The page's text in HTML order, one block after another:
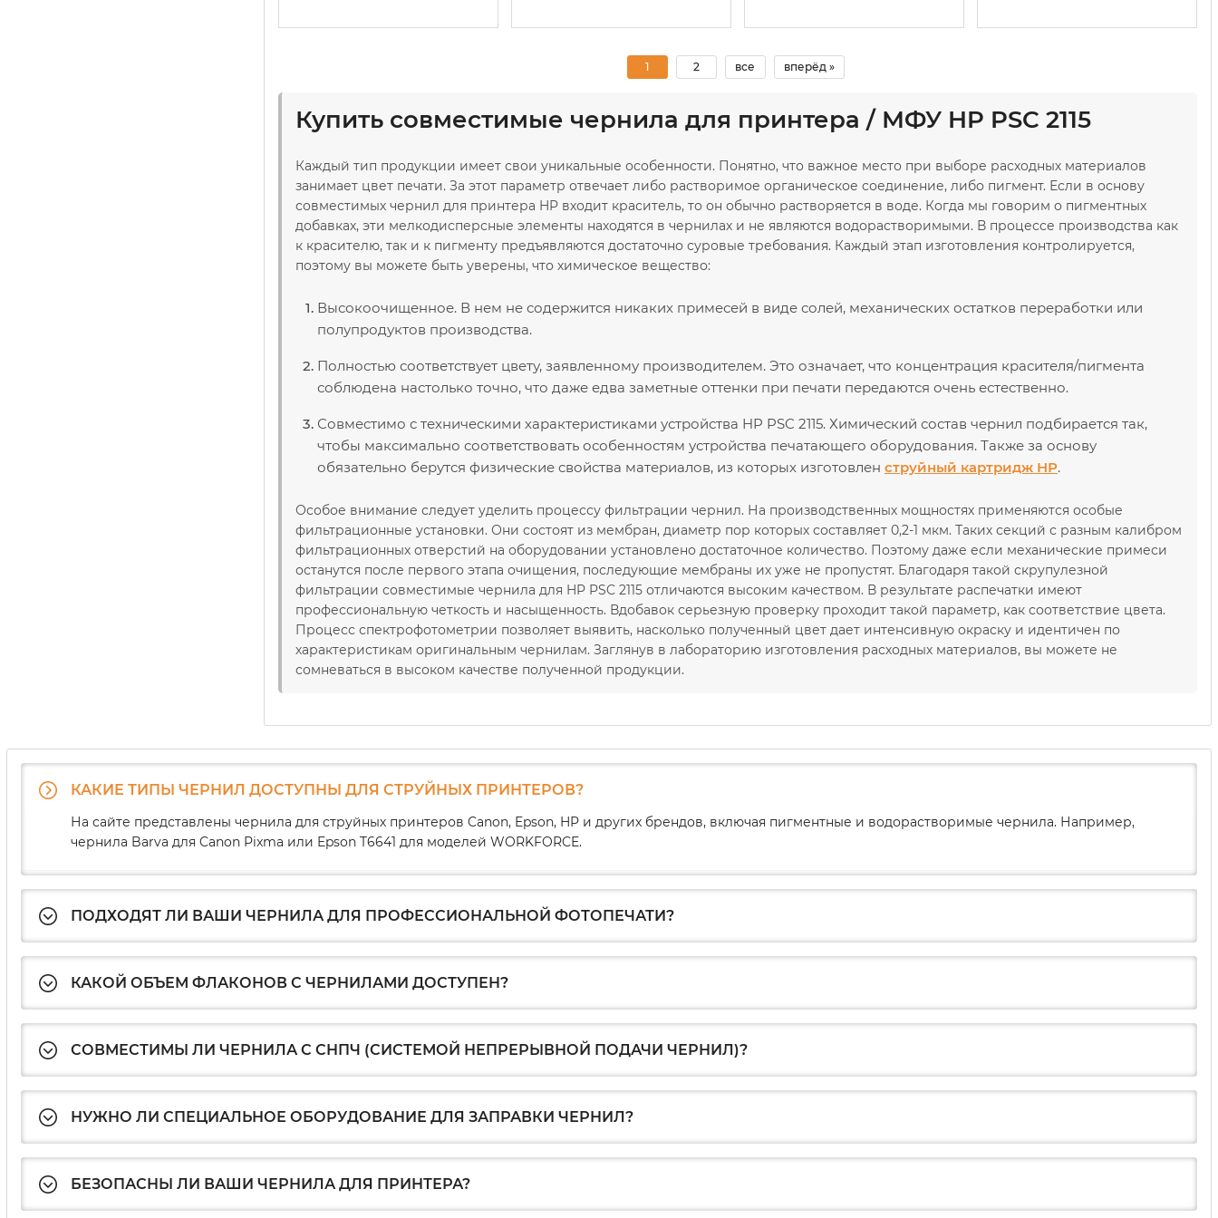
1 2 все вперёд »
Купить совместимые чернила для принтера / МФУ HP PSC 2115
Каждый тип продукции имеет свои уникальные особенности. Понятно, что важное место при выборе расходных материалов
занимает цвет печати. За этот параметр отвечает либо растворимое органическое соединение, либо пигмент. Если в основу
совместимых чернил для принтера HP входит краситель, то он обычно растворяется в воде. Когда мы говорим о пигментных
добавках, эти мелкодисперсные элементы находятся в чернилах и не являются водорастворимыми. В процессе производства как
к красителю, так и к пигменту предъявляются достаточно суровые требования. Каждый этап изготовления контролируется,
поэтому вы можете быть уверены, что химическое вещество:
Высокоочищенное. В нем не содержится никаких примесей в виде солей, механических остатков переработки или
полупродуктов производства.
Полностью соответствует цвету, заявленному производителем. Это означает, что концентрация красителя/пигмента
соблюдена настолько точно, что даже едва заметные оттенки при печати передаются очень естественно.
Совместимо с техническими характеристиками устройства HP PSC 2115. Химический состав чернил подбирается так,
чтобы максимально соответствовать особенностям устройства печатающего оборудования. Также за основу
обязательно берутся физические свойства материалов, из которых изготовлен струйный картридж НР.
Особое внимание следует уделить процессу фильтрации чернил. На производственных мощностях применяются особые
фильтрационные установки. Они состоят из мембран, диаметр пор которых составляет 0,2-1 мкм. Таких секций с разным калибром
фильтрационных отверстий на оборудовании установлено достаточное количество. Поэтому даже если механические примеси
останутся после первого этапа очищения, последующие мембраны их уже не пропустят. Благодаря такой скрупулезной
фильтрации совместимые чернила для HP PSC 2115 отличаются высоким качеством. В результате распечатки имеют
профессиональную четкость и насыщенность. Вдобавок серьезную проверку проходит такой параметр, как соответствие цвета.
Процесс спектрофотометрии позволяет выявить, насколько полученный цвет дает интенсивную окраску и идентичен по
характеристикам оригинальным чернилам. Заглянув в лабораторию изготовления расходных материалов, вы можете не
сомневаться в высоком качестве полученной продукции.
КАКИЕ ТИПЫ ЧЕРНИЛ ДОСТУПНЫ ДЛЯ СТРУЙНЫХ ПРИНТЕРОВ?
На сайте представлены чернила для струйных принтеров Canon, Epson, HP и других брендов, включая пигментные и водорастворимые чернила. Например,
чернила Barva для Canon Pixma или Epson T6641 для моделей WORKFORCE.
ПОДХОДЯТ ЛИ ВАШИ ЧЕРНИЛА ДЛЯ ПРОФЕССИОНАЛЬНОЙ ФОТОПЕЧАТИ?
КАКОЙ ОБЪЕМ ФЛАКОНОВ С ЧЕРНИЛАМИ ДОСТУПЕН?
СОВМЕСТИМЫ ЛИ ЧЕРНИЛА С СНПЧ (СИСТЕМОЙ НЕПРЕРЫВНОЙ ПОДАЧИ ЧЕРНИЛ)?
НУЖНО ЛИ СПЕЦИАЛЬНОЕ ОБОРУДОВАНИЕ ДЛЯ ЗАПРАВКИ ЧЕРНИЛ?
БЕЗОПАСНЫ ЛИ ВАШИ ЧЕРНИЛА ДЛЯ ПРИНТЕРА?